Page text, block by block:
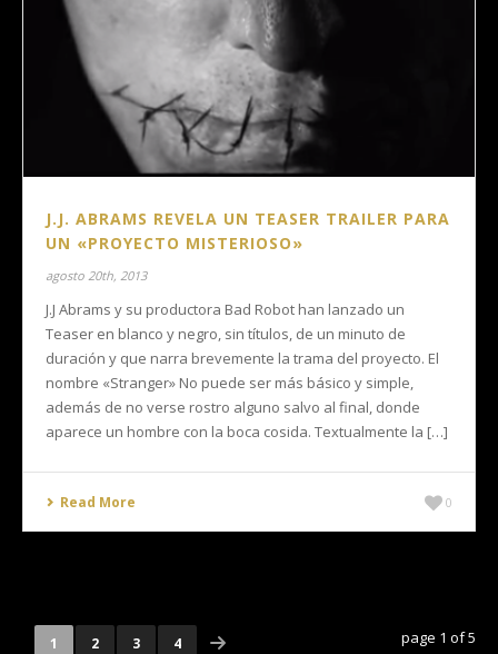
J.J. ABRAMS REVELA UN TEASER TRAILER PARA
UN «PROYECTO MISTERIOSO»
agosto 20th, 2013
J.J Abrams y su productora Bad Robot han lanzado un
Teaser en blanco y negro, sin títulos, de un minuto de
duración y que narra brevemente la trama del proyecto. El
nombre «Stranger» No puede ser más básico y simple,
además de no verse rostro alguno salvo al final, donde
aparece un hombre con la boca cosida. Textualmente la […]
Read More 0
1 2 3 4 page 1 of 5